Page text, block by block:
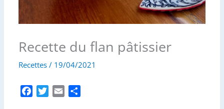
Recette du flan pâtissier
Recettes / 19/04/2021